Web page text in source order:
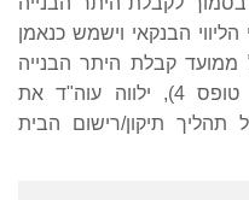
הבנקאי וישמש כנאמן
קבלת היתר הבנייה
ועד לסיומו של הפרויקט (קבלת טופס 4), ילווה עוה"ד את
תהליך תיקון/רישום הבית